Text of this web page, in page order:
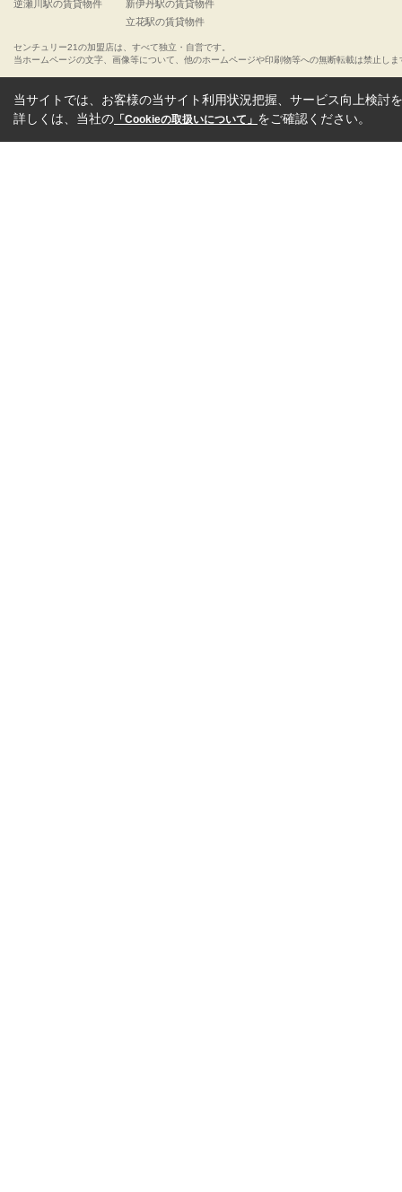
逆瀬川駅の賃貸物件
新伊丹駅の賃貸物件
立花駅の賃貸物件
センチュリー21の加盟店は、すべて独立・自営です。
当ホームページの文字、画像等について、他のホームページや印刷物等への無断転載は禁止しま
当サイトでは、お客様の当サイト利用状況把握、サービス向上検討
詳しくは、当社の 「Cookieの取扱いについて」 をご確認ください。